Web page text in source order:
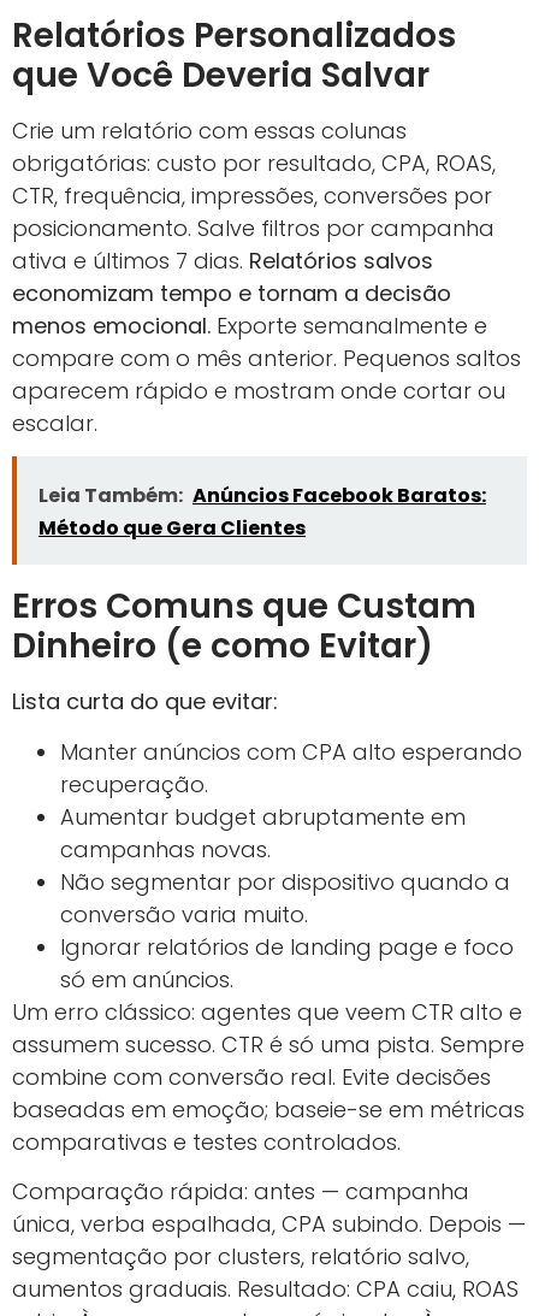
Relatórios Personalizados
que Você Deveria Salvar
Crie um relatório com essas colunas
obrigatórias: custo por resultado, CPA, ROAS,
CTR, frequência, impressões, conversões por
posicionamento. Salve filtros por campanha
ativa e últimos 7 dias. Relatórios salvos
economizam tempo e tornam a decisão
menos emocional. Exporte semanalmente e
compare com o mês anterior. Pequenos saltos
aparecem rápido e mostram onde cortar ou
escalar.
Leia Também: Anúncios Facebook Baratos:
Método que Gera Clientes
Erros Comuns que Custam
Dinheiro (e como Evitar)
Lista curta do que evitar:
Manter anúncios com CPA alto esperando
recuperação.
Aumentar budget abruptamente em
campanhas novas.
Não segmentar por dispositivo quando a
conversão varia muito.
Ignorar relatórios de landing page e foco
só em anúncios.
Um erro clássico: agentes que veem CTR alto e
assumem sucesso. CTR é só uma pista. Sempre
combine com conversão real. Evite decisões
baseadas em emoção; baseie-se em métricas
comparativas e testes controlados.
Comparação rápida: antes — campanha
única, verba espalhada, CPA subindo. Depois —
segmentação por clusters, relatório salvo,
aumentos graduais. Resultado: CPA caiu, ROAS